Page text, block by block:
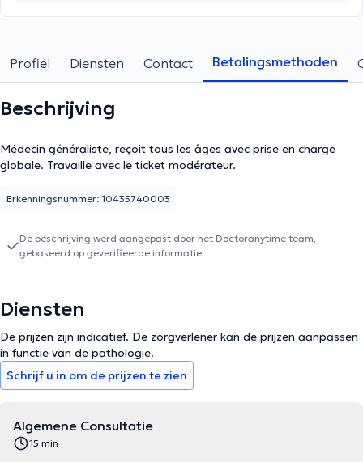
Profiel Diensten Contact Betalingsmethoden
Beschrijving
Médecin généraliste, reçoit tous les âges avec prise en charge
globale. Travaille avec le ticket modérateur.
Erkenningsnummer: 10435740003
De beschrijving werd aangepast door het Doctoranytime team,
gebaseerd op geverifieerde informatie.
Diensten
De prijzen zijn indicatief. De zorgverlener kan de prijzen aanpassen
in functie van de pathologie.
Schrijf u in om de prijzen te zien
Algemene Consultatie
15 min